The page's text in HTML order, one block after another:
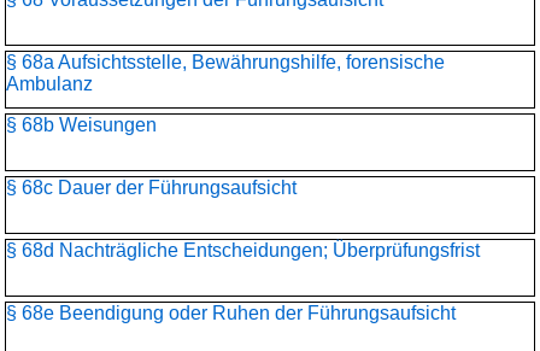
§ 68a Aufsichtsstelle, Bewährungshilfe, forensische
Ambulanz
§ 68b Weisungen
§ 68c Dauer der Führungsaufsicht
§ 68d Nachträgliche Entscheidungen; Überprüfungsfrist
§ 68e Beendigung oder Ruhen der Führungsaufsicht